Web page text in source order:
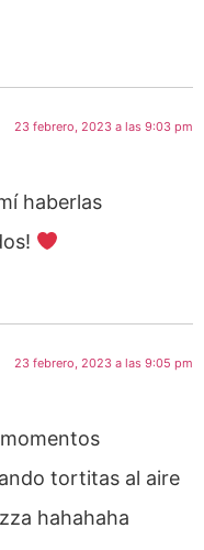
23 febrero, 2023 a las 9:03 pm
haberlas
23 febrero, 2023 a las 9:05 pm
tortitas al aire
hahahaha